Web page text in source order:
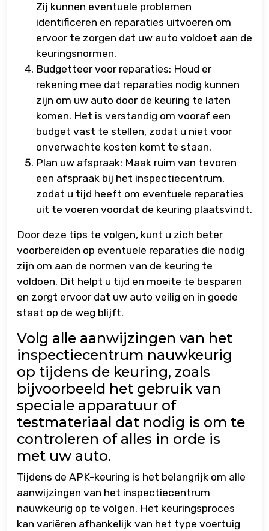
Zij kunnen eventuele problemen
identificeren en reparaties uitvoeren om
ervoor te zorgen dat uw auto voldoet aan de
keuringsnormen.
Budgetteer voor reparaties: Houd er
rekening mee dat reparaties nodig kunnen
zijn om uw auto door de keuring te laten
komen. Het is verstandig om vooraf een
budget vast te stellen, zodat u niet voor
onverwachte kosten komt te staan.
Plan uw afspraak: Maak ruim van tevoren
een afspraak bij het inspectiecentrum,
zodat u tijd heeft om eventuele reparaties
uit te voeren voordat de keuring plaatsvindt.
Door deze tips te volgen, kunt u zich beter
voorbereiden op eventuele reparaties die nodig
zijn om aan de normen van de keuring te
voldoen. Dit helpt u tijd en moeite te besparen
en zorgt ervoor dat uw auto veilig en in goede
staat op de weg blijft.
Volg alle aanwijzingen van het
inspectiecentrum nauwkeurig
op tijdens de keuring, zoals
bijvoorbeeld het gebruik van
speciale apparatuur of
testmateriaal dat nodig is om te
controleren of alles in orde is
met uw auto.
Tijdens de APK-keuring is het belangrijk om alle
aanwijzingen van het inspectiecentrum
nauwkeurig op te volgen. Het keuringsproces
kan variëren afhankelijk van het type voertuig